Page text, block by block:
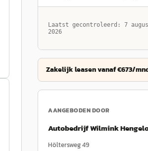
Laatst gecontroleerd: 7
2026
Zakelijk leasen vanaf €673/
AANGEBODEN DOOR
Autobedrijf Wilmink
Höltersweg 49